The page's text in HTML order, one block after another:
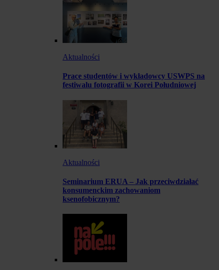
Aktualności
Prace studentów i wykładowcy USWPS na
festiwalu fotografii w Korei Południowej
Aktualności
Seminarium ERUA – Jak przeciwdziałać
konsumenckim zachowaniom
ksenofobicznym?